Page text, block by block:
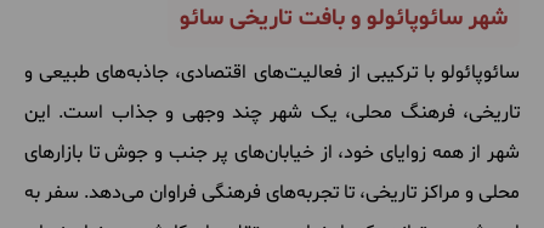
شهر سائوپائولو و بافت تاریخی سائو
سائوپائولو با ترکیبی از فعالیت‌های اقتصادی، جاذبه‌های طبیعی و
تاریخی، فرهنگ محلی، یک شهر چند وجهی و جذاب است. این
شهر از همه زوایای خود، از خیابان‌های پر جنب و جوش تا بازارهای
محلی و مراکز تاریخی، تا تجربه‌های فرهنگی فراوان می‌دهد. سفر به